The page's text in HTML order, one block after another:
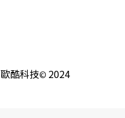
歐酷科技© 2024